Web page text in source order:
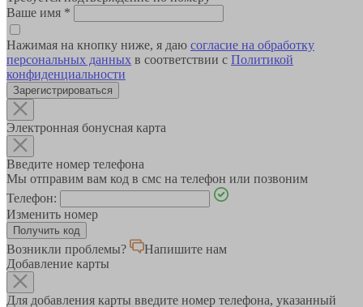
Ваше имя *
Нажимая на кнопку ниже, я даю согласие на обработку
персональных данных в соответствии с Политикой
конфиденциальности
Зарегистрироваться
Электронная бонусная карта
Введите номер телефона
Мы отправим вам код в смс на телефон или позвоним
Телефон:
Изменить номер
Возникли проблемы?
Напишите нам
Добавление карты
Для добавления карты введите номер телефона, указанный